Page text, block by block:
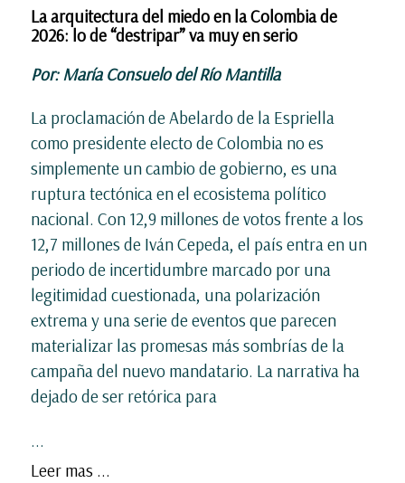
La arquitectura del miedo en la Colombia de
2026: lo de “destripar” va muy en serio
Por: María Consuelo del Río Mantilla
La proclamación de Abelardo de la Espriella
como presidente electo de Colombia no es
simplemente un cambio de gobierno, es una
ruptura tectónica en el ecosistema político
nacional. Con 12,9 millones de votos frente a los
12,7 millones de Iván Cepeda, el país entra en un
periodo de incertidumbre marcado por una
legitimidad cuestionada, una polarización
extrema y una serie de eventos que parecen
materializar las promesas más sombrías de la
campaña del nuevo mandatario. La narrativa ha
dejado de ser retórica para
...
Leer mas ...